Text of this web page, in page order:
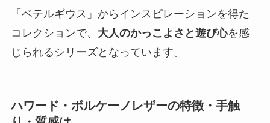
「ベテルギウス」からインスピレーションを得た
コレクションで、 大人のかっこよさと遊び心を感
じられるシリーズとなっています。
ハワード・ボルケーノレザーの特徴・手触